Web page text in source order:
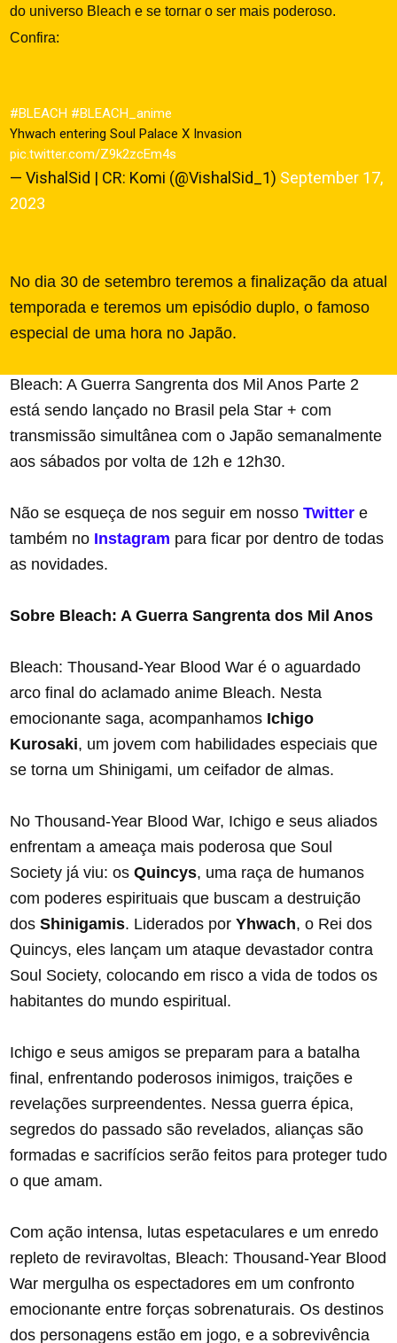
do universo Bleach e se tornar o ser mais poderoso.
Confira:
#BLEACH #BLEACH_anime
Yhwach entering Soul Palace X Invasion
pic.twitter.com/Z9k2zcEm4s
— VishalSid | CR: Komi (@VishalSid_1) September 17,
2023
No dia 30 de setembro teremos a finalização da atual
temporada e teremos um episódio duplo, o famoso
especial de uma hora no Japão.
Bleach: A Guerra Sangrenta dos Mil Anos Parte 2
está sendo lançado no Brasil pela Star + com
transmissão simultânea com o Japão semanalmente
aos sábados por volta de 12h e 12h30.
Não se esqueça de nos seguir em nossoTwitter e
também no Instagram para ficar por dentro de todas
as novidades.
Sobre Bleach: A Guerra Sangrenta dos Mil Anos
Bleach: Thousand-Year Blood War é o aguardado
arco final do aclamado anime Bleach. Nesta
emocionante saga, acompanhamos Ichigo
Kurosaki, um jovem com habilidades especiais que
se torna um Shinigami, um ceifador de almas.
No Thousand-Year Blood War, Ichigo e seus aliados
enfrentam a ameaça mais poderosa que Soul
Society já viu: osQuincys, uma raça de humanos
com poderes espirituais que buscam a destruição
dosShinigamis. Liderados porYhwach, o Rei dos
Quincys, eles lançam um ataque devastador contra
Soul Society, colocando em risco a vida de todos os
habitantes do mundo espiritual.
Ichigo e seus amigos se preparam para a batalha
final, enfrentando poderosos inimigos, traições e
revelações surpreendentes. Nessa guerra épica,
segredos do passado são revelados, alianças são
formadas e sacrifícios serão feitos para proteger tudo
o que amam.
Com ação intensa, lutas espetaculares e um enredo
repleto de reviravoltas, Bleach: Thousand-Year Blood
War mergulha os espectadores em um confronto
emocionante entre forças sobrenaturais. Os destinos
dos personagens estão em jogo, e a sobrevivência